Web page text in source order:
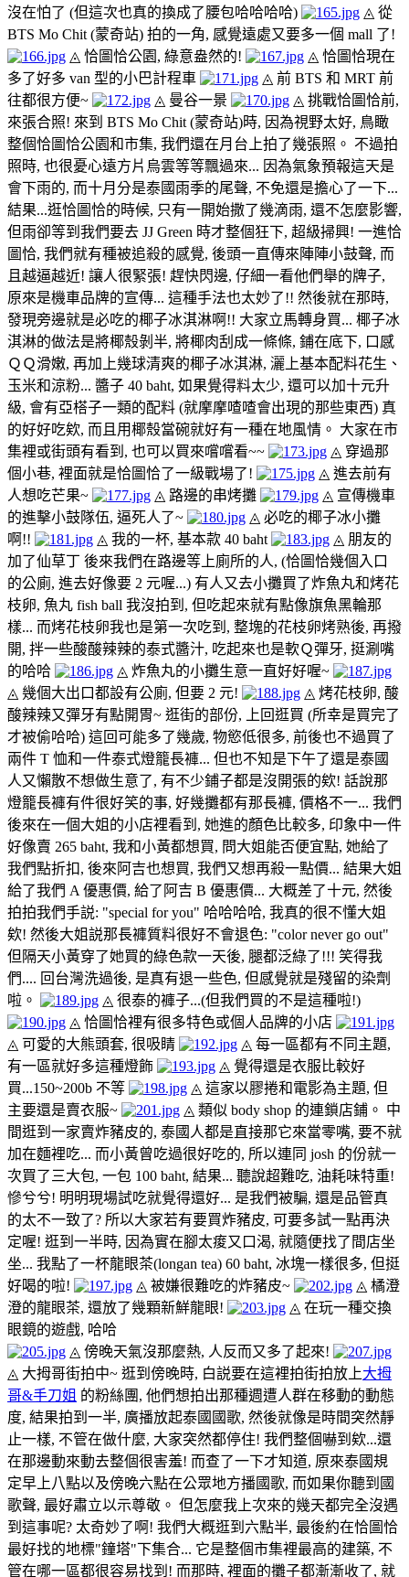
沒在怕了 (但這次也真的換成了腰包哈哈哈哈)
◬ 從
BTS Mo Chit (蒙奇站) 拍的一角, 感覺遠處又要多一個 mall 了!
◬ 恰圖恰公園, 綠意盎然的!
◬ 恰圖恰現在
多了好多 van 型的小巴計程車
◬ 前 BTS 和 MRT 前
往都很方便~
◬ 曼谷一景
◬ 挑戰恰圖恰前,
來張合照! 來到 BTS Mo Chit (蒙奇站)時, 因為視野太好, 鳥瞰
整個恰圖恰公園和市集, 我們還在月台上拍了幾張照。 不過拍
照時, 也很憂心遠方片烏雲等等飄過來... 因為氣象預報這天是
會下雨的, 而十月分是泰國雨季的尾聲, 不免還是擔心了一下...
結果...逛恰圖恰的時候, 只有一開始撒了幾滴雨, 還不怎麼影響,
但雨卻等到我們要去 JJ Green 時才整個狂下, 超級掃興! 一進恰
圖恰, 我們就有種被追殺的感覺, 後頭一直傳來陣陣小鼓聲, 而
且越逼越近! 讓人很緊張! 趕快閃邊, 仔細一看他們舉的牌子,
原來是機車品牌的宣傳... 這種手法也太妙了!! 然後就在那時,
發現旁邊就是必吃的椰子冰淇淋啊!! 大家立馬轉身買... 椰子冰
淇淋的做法是將椰殼剝半, 將椰肉刮成一條條, 鋪在底下, 口感
ＱＱ滑嫩, 再加上幾球清爽的椰子冰淇淋, 灑上基本配料花生、
玉米和涼粉... 醬子 40 baht, 如果覺得料太少, 還可以加十元升
級, 會有亞榙子一類的配料 (就摩摩喳喳會出現的那些東西) 真
的好好吃欸, 而且用椰殼當碗就好有一種在地風情。 大家在市
集裡或街頭有看到, 也可以買來嚐嚐看~~
◬ 穿過那
個小巷, 裡面就是恰圖恰了一級戰場了!
◬ 進去前有
人想吃芒果~
◬ 路邊的串烤攤
◬ 宣傳機車
的進擊小鼓隊伍, 逼死人了~
◬ 必吃的椰子冰小攤
啊!!
◬ 我的一杯, 基本款 40 baht
◬ 朋友的
加了仙草丁 後來我們在路邊等上廁所的人, (恰圖恰幾個入口
的公廁, 進去好像要 2 元喔...) 有人又去小攤買了炸魚丸和烤花
枝卵, 魚丸 fish ball 我沒拍到, 但吃起來就有點像旗魚黑輪那
樣... 而烤花枝卵我也是第一次吃到, 整塊的花枝卵烤熟後, 再撥
開, 拌一些酸酸辣辣的泰式醬汁, 吃起來也是軟Ｑ彈牙, 挺涮嘴
的哈哈
◬ 炸魚丸的小攤生意一直好好喔~
◬ 幾個大出口都設有公廁, 但要 2 元!
◬ 烤花枝卵, 酸
酸辣辣又彈牙有點開胃~ 逛街的部份, 上回逛買 (所幸是買完了
才被偷哈哈) 這回可能多了幾歲, 物慾低很多, 前後也不過買了
兩件 T 恤和一件泰式燈籠長褲... 但也不知是下午了還是泰國
人又懶散不想做生意了, 有不少鋪子都是沒開張的欸! 話說那
燈籠長褲有件很好笑的事, 好幾攤都有那長褲, 價格不一... 我們
後來在一個大姐的小店裡看到, 她進的顏色比較多, 印象中一件
好像賣 265 baht, 我和小黃都想買, 問大姐能否便宜點, 她給了
我們點折扣, 後來阿吉也想買, 我們又想再殺一點價... 結果大姐
給了我們 A 優惠價, 給了阿吉 B 優惠價... 大概差了十元, 然後
拍拍我們手説: "special for you" 哈哈哈哈, 我真的很不懂大姐
欸! 然後大姐説那長褲質料很好不會退色: "color never go out"
但隔天小黃穿了她買的綠色款一天後, 腿都泛綠了!!! 笑得我
們.... 回台灣洗過後, 是真有退一些色, 但感覺就是殘留的染劑
啦。
◬ 很泰的褲子...(但我們買的不是這種啦!)
◬ 恰圖恰裡有很多特色或個人品牌的小店
◬ 可愛的大熊頭套, 很吸睛
◬ 每一區都有不同主題,
有一區就好多這種燈飾
◬ 覺得還是衣服比較好
買...150~200b 不等
◬ 這家以膠捲和電影為主題, 但
主要還是賣衣服~
◬ 類似 body shop 的連鎖店鋪。 中
間逛到一家賣炸豬皮的, 泰國人都是直接那它來當零嘴, 要不就
加在麵裡吃... 而小黃曾吃過很好吃的, 所以連同 josh 的份就一
次買了三大包, 一包 100 baht, 結果... 聽說超難吃, 油耗味特重!
慘兮兮! 明明現場試吃就覺得還好... 是我們被騙, 還是品管真
的太不一致了? 所以大家若有要買炸豬皮, 可要多試一點再決
定喔! 逛到一半時, 因為實在腳太痠又口渴, 就隨便找了間店坐
坐... 我點了一杯龍眼茶(longan tea) 60 baht, 冰塊一樣很多, 但挺
好喝的啦!
◬ 被嫌很難吃的炸豬皮~
◬ 橘澄
澄的龍眼茶, 還放了幾顆新鮮龍眼!
◬ 在玩一種交換
眼鏡的遊戲, 哈哈
◬ 傍晚天氣沒那麼熱, 人反而又多了起來!
◬ 大拇哥街拍中~ 逛到傍晚時, 白説要在這裡拍街拍放上大拇
哥&手刀姐 的粉絲團, 他們想拍出那種週遭人群在移動的動態
度, 結果拍到一半, 廣播放起泰國國歌, 然後就像是時間突然靜
止一樣, 不管在做什麼, 大家突然都停住! 我們整個嚇到欸...還
在那邊動來動去整個很害羞! 而查了一下才知道, 原來泰國規
定早上八點以及傍晚六點在公眾地方播國歌, 而如果你聽到國
歌聲, 最好肅立以示尊敬。 但怎麼我上次來的幾天都完全沒遇
到這事呢? 太奇妙了啊! 我們大概逛到六點半, 最後約在恰圖恰
最好找的地標"鐘塔"下集合... 它是整個市集裡最高的建築, 不
管在哪一區都很容易找到! 而那時, 裡面的攤子都漸漸收了, 就